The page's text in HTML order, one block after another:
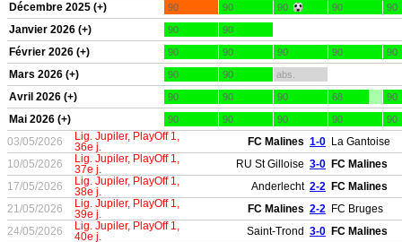
Décembre 2025 (+) 90 90 90 90 90
Janvier 2026 (+) 90 90
Février 2026 (+) 90 90 90 90 90
Mars 2026 (+) 90 90 abs.
Avril 2026 (+) 90 90 90 68 90
Mai 2026 (+) 90 90 90 90 90
03/05/2026
Lig. Jupiler, PlayOff 1,
36e j.
FC Malines 1-0 La Gantoise
10/05/2026
Lig. Jupiler, PlayOff 1,
37e j.
RU St Gilloise 3-0 FC Malines
17/05/2026
Lig. Jupiler, PlayOff 1,
38e j.
Anderlecht 2-2 FC Malines
21/05/2026
Lig. Jupiler, PlayOff 1,
39e j.
FC Malines 2-2 FC Bruges
24/05/2026
Lig. Jupiler, PlayOff 1,
40e j.
Saint-Trond 3-0 FC Malines